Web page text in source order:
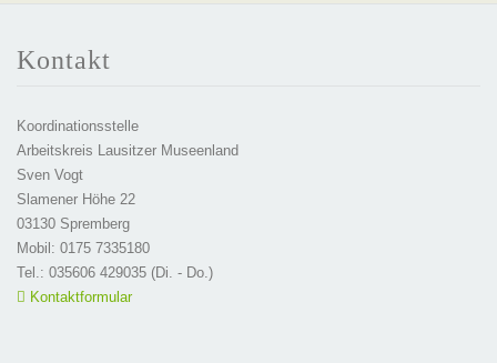
Kontakt
Koordinationsstelle
Arbeitskreis Lausitzer Museenland
Sven Vogt
Slamener Höhe 22
03130 Spremberg
Mobil: 0175 7335180
Tel.: 035606 429035 (Di. - Do.)
Kontaktformular